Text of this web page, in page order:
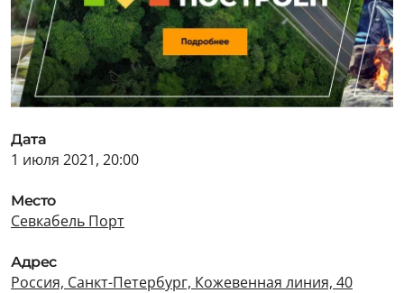
Дата
1 июля 2021, 20:00
Место
Севкабель Порт
Адрес
Россия, Санкт-Петербург, Кожевенная линия, 40